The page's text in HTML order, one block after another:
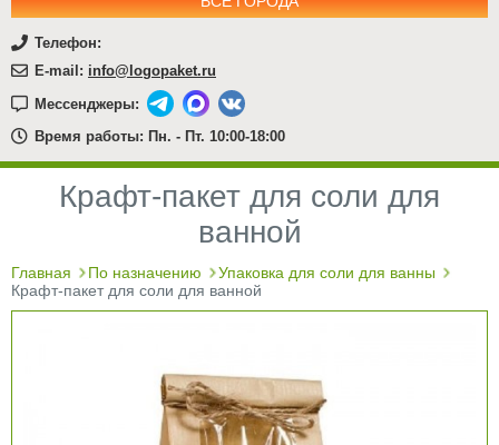
Телефон:
E-mail: info@logopaket.ru
Мессенджеры:
Время работы: Пн. - Пт. 10:00-18:00
Крафт-пакет для соли для
ванной
Главная По назначению
Упаковка для соли для ванны
Крафт-пакет для соли для ванной